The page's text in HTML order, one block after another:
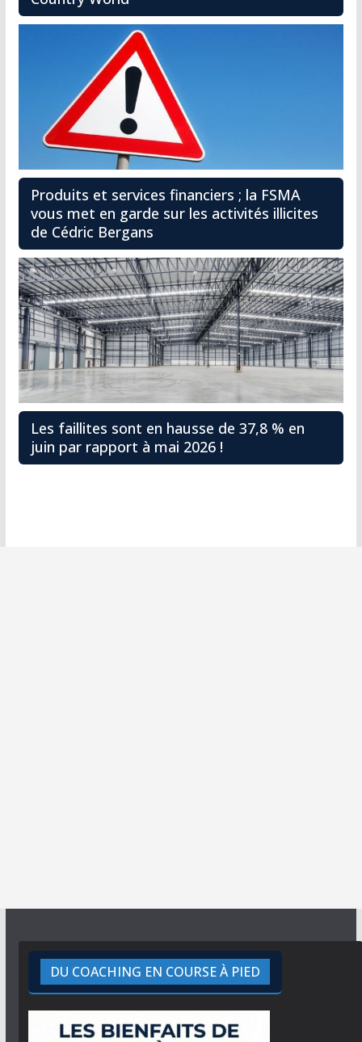
Produits et services financiers ; la FSMA
vous met en garde sur les activités illicites
de Cédric Bergans
Les faillites sont en hausse de 37,8 % en
juin par rapport à mai 2026 !
DU COACHING EN COURSE À PIED